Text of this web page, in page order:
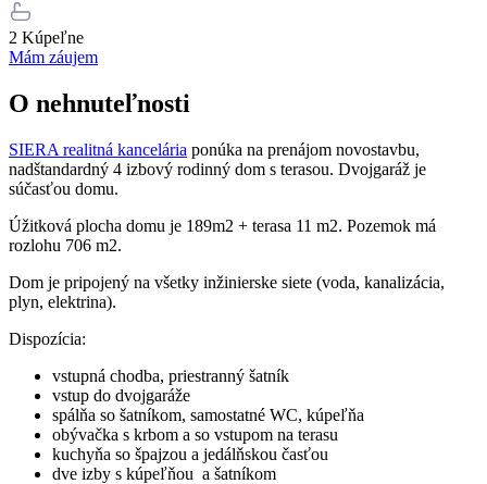
2 Kúpeľne
Mám záujem
O nehnuteľnosti
SIERA realitná kancelária ponúka na prenájom novostavbu,
nadštandardný 4 izbový rodinný dom s terasou. Dvojgaráž je
súčasťou domu.
Úžitková plocha domu je 189m2 + terasa 11 m2. Pozemok má
rozlohu 706 m2.
Dom je pripojený na všetky inžinierske siete (voda, kanalizácia,
plyn, elektrina).
Dispozícia:
vstupná chodba, priestranný šatník
vstup do dvojgaráže
spálňa so šatníkom, samostatné WC, kúpeľňa
obývačka s krbom a so vstupom na terasu
kuchyňa so špajzou a jedálňskou časťou
dve izby s kúpeľňou a šatníkom